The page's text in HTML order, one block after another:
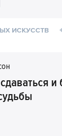
ИСКУССТВ